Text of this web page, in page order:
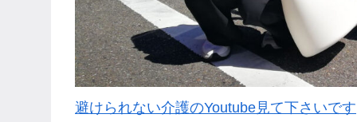
避けられない介護のYoutube見て下さいです